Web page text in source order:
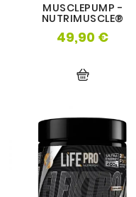
MUSCLEPUMP -
NUTRIMUSCLE®
49,90 €Prix